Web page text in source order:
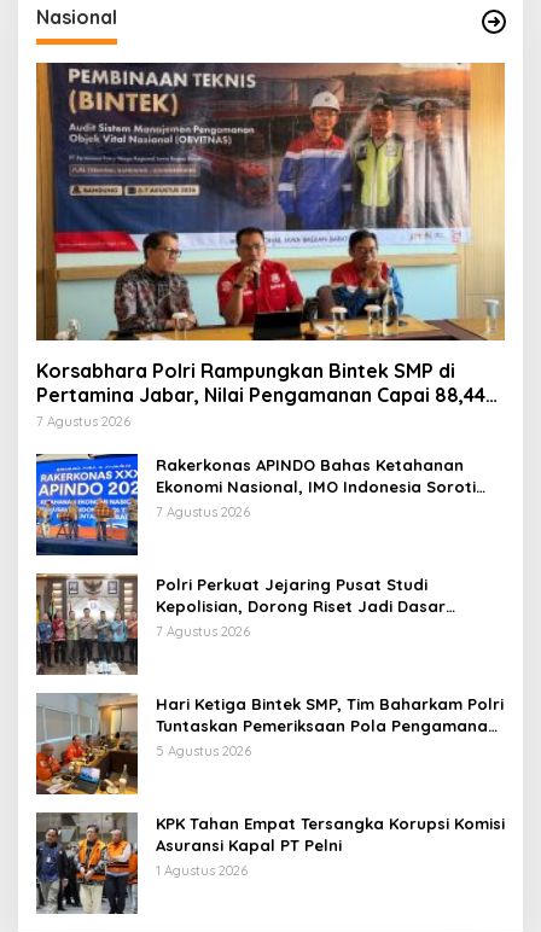
Nasional
Korsabhara Polri Rampungkan Bintek SMP di
Pertamina Jabar, Nilai Pengamanan Capai 88,44
Persen
7 Agustus 2026
Rakerkonas APINDO Bahas Ketahanan
Ekonomi Nasional, IMO Indonesia Soroti
Pentingnya Kolaborasi Lintas Sektor
7 Agustus 2026
Polri Perkuat Jejaring Pusat Studi
Kepolisian, Dorong Riset Jadi Dasar
Kebijakan dan Inovasi
7 Agustus 2026
Hari Ketiga Bintek SMP, Tim Baharkam Polri
Tuntaskan Pemeriksaan Pola Pengamanan
Pertamina Patra Niaga Jabar
5 Agustus 2026
KPK Tahan Empat Tersangka Korupsi Komisi
Asuransi Kapal PT Pelni
1 Agustus 2026